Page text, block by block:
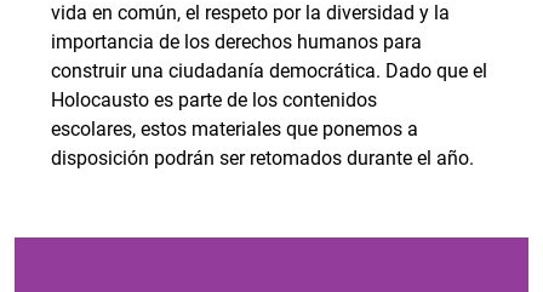
vida en común, el respeto por la diversidad y la
importancia de los derechos humanos para
construir una ciudadanía democrática. Dado que el
Holocausto es parte de los contenidos
escolares, estos materiales que ponemos a
disposición podrán ser retomados durante el año.